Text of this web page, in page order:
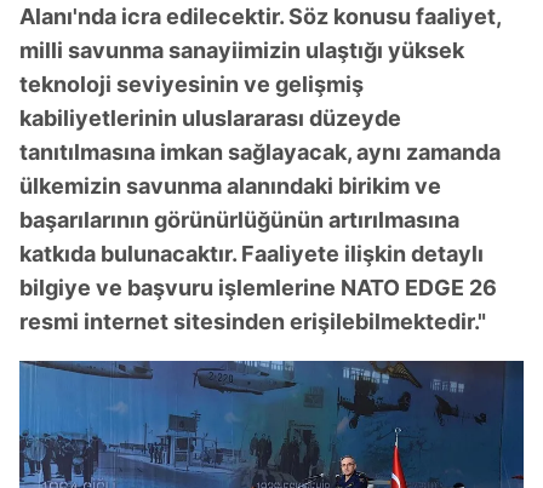
Alanı'nda icra edilecektir. Söz konusu faaliyet,
milli savunma sanayiimizin ulaştığı yüksek
teknoloji seviyesinin ve gelişmiş
kabiliyetlerinin uluslararası düzeyde
tanıtılmasına imkan sağlayacak, aynı zamanda
ülkemizin savunma alanındaki birikim ve
başarılarının görünürlüğünün artırılmasına
katkıda bulunacaktır. Faaliyete ilişkin detaylı
bilgiye ve başvuru işlemlerine NATO EDGE 26
resmi internet sitesinden erişilebilmektedir."